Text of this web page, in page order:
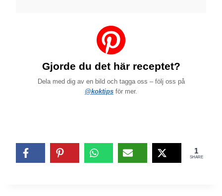
Gjorde du det här receptet?
Dela med dig av en bild och tagga oss – följ oss på
@koktips för mer.
1
SHARE